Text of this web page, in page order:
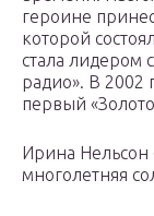
героине
которой
стала лидером
радио». В 2002
первый
Ирина
многолетняя